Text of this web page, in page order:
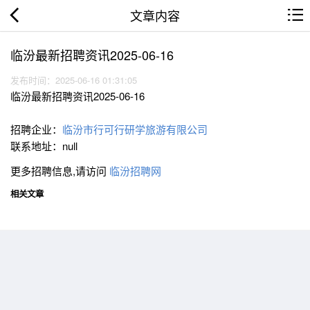
文章内容
临汾最新招聘资讯2025-06-16
发布时间：2025-06-16 01:31:05
临汾最新招聘资讯2025-06-16
招聘企业： 临汾市行可行研学旅游有限公司
联系地址：null
更多招聘信息,请访问 临汾招聘网
相关文章